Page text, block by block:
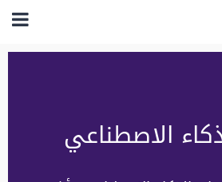
الاصطناعي